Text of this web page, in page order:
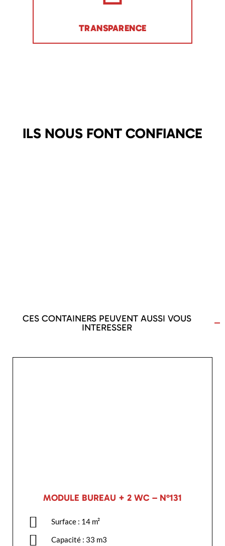
TRANSPARENCE
ILS NOUS FONT CONFIANCE
CES CONTAINERS PEUVENT AUSSI VOUS
INTERESSER
MODULE BUREAU + 2 WC – N°131
Surface : 14 m²
Capacité : 33 m3